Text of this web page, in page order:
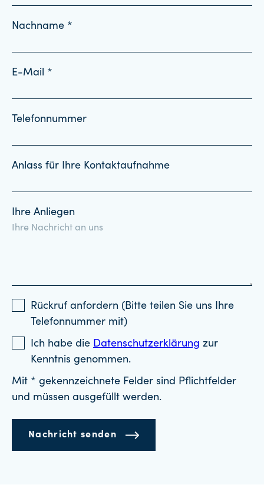
Nachname *
E-Mail *
Telefonnummer
Anlass für Ihre Kontaktaufnahme
Ihre Anliegen
Rückruf anfordern (Bitte teilen Sie uns Ihre
Telefonnummer mit)
Ich habe die Datenschutzerklärung zur
Kenntnis genommen.
Mit * gekennzeichnete Felder sind Pflichtfelder
und müssen ausgefüllt werden.
Nachricht senden